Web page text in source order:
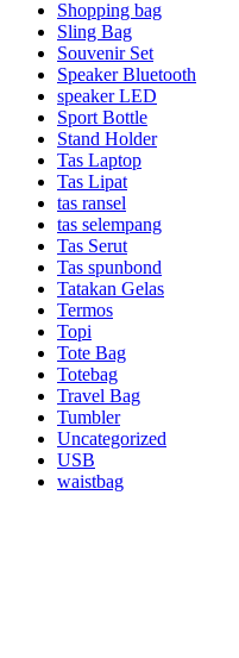
Shopping bag
Sling Bag
Souvenir Set
Speaker Bluetooth
speaker LED
Sport Bottle
Stand Holder
Tas Laptop
Tas Lipat
tas ransel
tas selempang
Tas Serut
Tas spunbond
Tatakan Gelas
Termos
Topi
Tote Bag
Totebag
Travel Bag
Tumbler
Uncategorized
USB
waistbag